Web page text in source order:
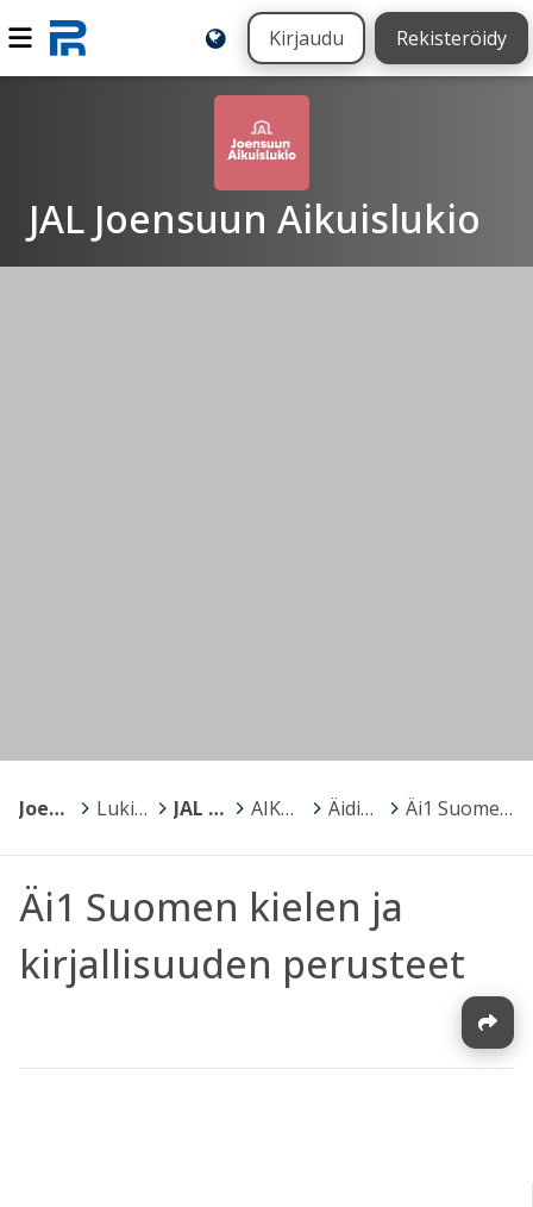
Kirjaudu Rekisteröidy
JAL Joensuun Aikuislukio
Joensuu Lukiot > JAL Joensuun Aikuislukio > AIKUISTEN PERUSOPETUS > Äidinkieli ja kirjallisuus > Äi1 Suomen kielen ja kirjallisuuden perusteet
Äi1 Suomen kielen ja
kirjallisuuden perusteet